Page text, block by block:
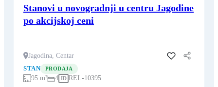
Stanovi u novogradnji u centru Jagodine
po akcijskoj ceni
Jagodina, Centar
Dodaj u favorite
STAN
PRODAJA
95 m² 4 ID REL-10395